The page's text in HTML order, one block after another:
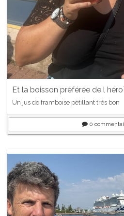
Et la boisson préférée de l
Un jus de framboise pétillant très bon
0